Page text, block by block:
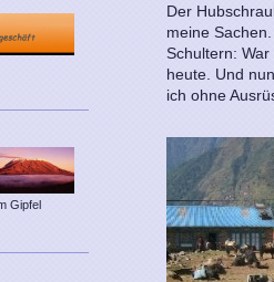
Der
meine
Schultern:
heute. Und
ich ohne
Gipfel